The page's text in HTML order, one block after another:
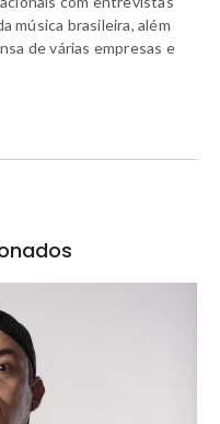
música brasileira, além
de várias empresas e